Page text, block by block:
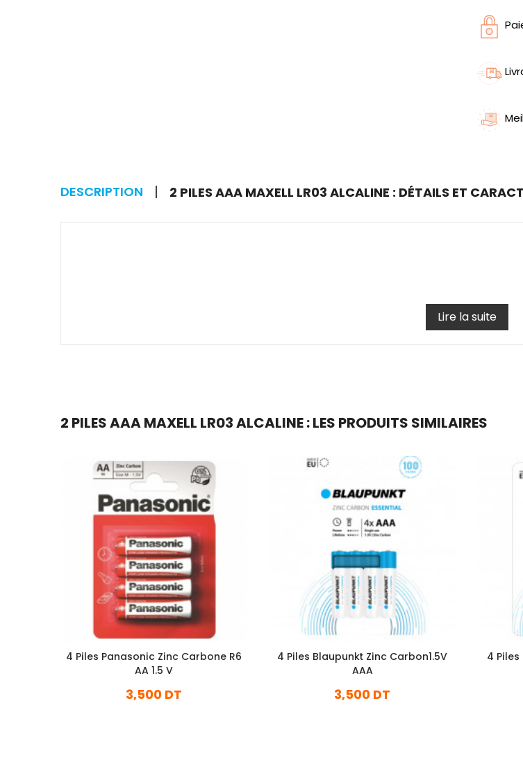
DESCRIPTION 2 PILES AAA MAXELL LR03 ALCALINE : DÉTAILS ET
Lire la suite
2 PILES AAA MAXELL LR03 ALCALINE : LES PRODUITS SIMILAIRES
4 Piles Panasonic Zinc Carbone R6
AA 1.5 V
3,500 DT
4 Piles Blaupunkt Zinc Carbon1.5V
AAA
3,500 DT
4